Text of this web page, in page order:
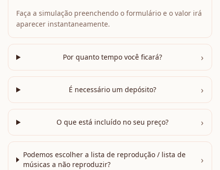
Faça a simulação preenchendo o formulário e o valor irá
aparecer instantaneamente.
Por quanto tempo você ficará? ›
É necessário um depósito? ›
O que está incluído no seu preço? ›
Podemos escolher a lista de reprodução / lista de
músicas a não reproduzir?
›